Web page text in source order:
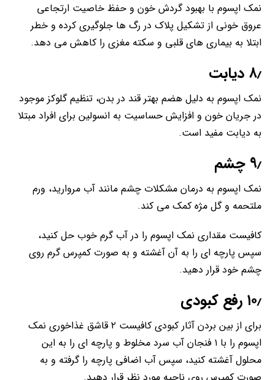
نمک اپسوم با بهبود گردش خون و حفظ خاصیت ارتجاعی
عروق خونی از تشکیل پلاک در رگ ها جلوگیری کرده و خطر
ابتلا به بیماری های قلبی و سکته مغزی را کاهش می دهد.
۸٫ دیابت
نمک اپسوم به دلیل هضم بهتر قند در بدن، تنظیم گلوکز موجود
در جریان خون و افزایش حساسیت به انسولین برای افراد مبتلا
به دیابت مفید است.
۹٫ چشم
نمک اپسوم به درمان مشکلات چشم مانند آب مروارید، ورم
ملتحمه و گل مژه کمک می کند.
کافیست مقداری نمک اپسوم را در آب گرم خوب حل کنید،
سپس پارچه ای را به آن آغشته و به صورت کمپرس گرم روی
چشم خود قرار دهید.
۱۰٫ رفع کبودی
برای از بین بردن آثار کبودی کافیست ۲ قاشق غذاخوری نمک
اپسوم را با ۱ فنجان آب سرد مخلوط و پارچه ای را به این
محلول آغشته کنید، سپس آب اضافی پارچه را گرفته و به